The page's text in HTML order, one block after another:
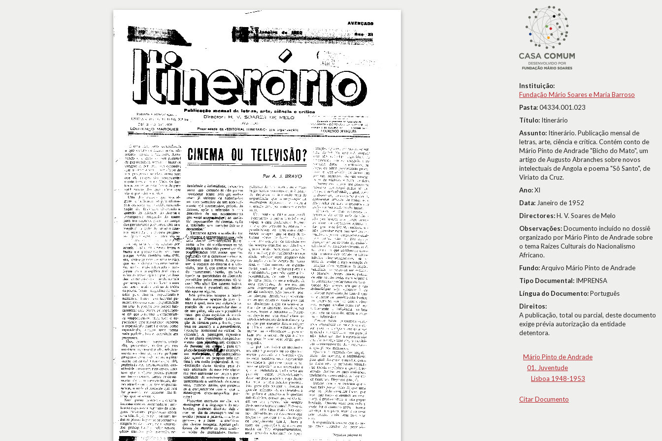
Instituição:
Fundação Mário Soares e Maria Barroso
Pasta:04334.001.023
Título: Itinerário
Assunto: Itinerário. Publicação mensal de
letras, arte, ciência e crítica. Contém conto de
Mário Pinto de Andrade "Bicho do Mato", um
artigo de Augusto Abranches sobre novos
intelectuais de Angola e poema "Sô Santo", de
Viriato da Cruz.
Ano:XI
Data: Janeiro de 1952
Directores:H. V. Soares de Melo
Observações:Documento incluído no dossiê
organizado por Mário Pinto de Andrade sobre
o tema Raízes Culturais do Nacionalismo
Africano.
Fundo:Arquivo Mário Pinto de Andrade
Tipo Documental: IMPRENSA
Língua do Documento:Português
Direitos:
A publicação, total ou parcial, deste documento
exige prévia autorização da entidade
detentora.
Mário Pinto de Andrade
01. Juventude
Lisboa 1948-1953
Citar Documento